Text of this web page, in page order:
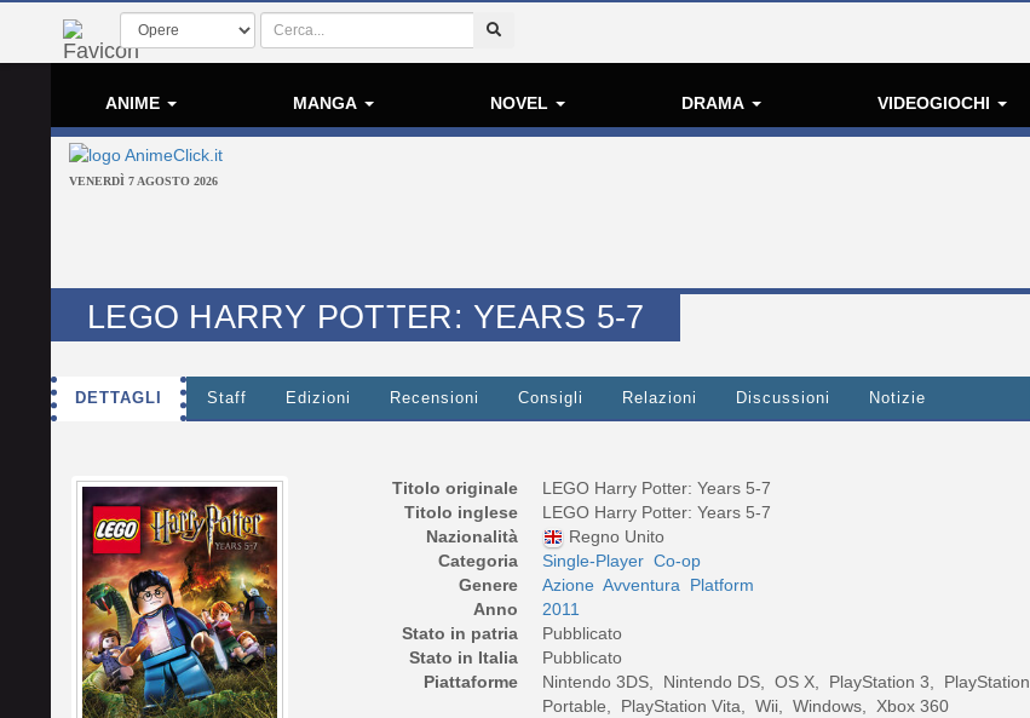
ANIME MANGA NOVEL DRAMA VIDEOGIOCHI
VENERDÌ 7 AGOSTO 2026
LEGO HARRY POTTER: YEARS 5-7
DETTAGLI Staff Edizioni Recensioni Consigli Relazioni Discussioni Notizie
Titolo originale
LEGO Harry Potter: Years 5-7
Titolo inglese
LEGO Harry Potter: Years 5-7
Nazionalità
Regno Unito
Categoria
Single-Player Co-op
Genere
Azione Avventura Platform
Anno
2011
Stato in patria
Pubblicato
Stato in Italia
Pubblicato
Piattaforme
Nintendo 3DS, Nintendo DS, OS X, PlayStation 3, PlayStation
Portable, PlayStation Vita, Wii, Windows, Xbox 360